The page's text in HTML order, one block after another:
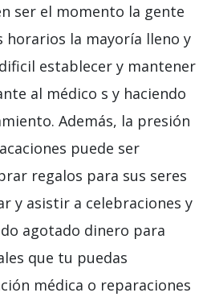
ser el momento la gente
horarios la mayoría lleno y
establecer y mantener
al médico s y haciendo
Además, la presión
puede ser
regalos para sus seres
y asistir a celebraciones y
agotado dinero para
que tu puedas
médica o reparaciones